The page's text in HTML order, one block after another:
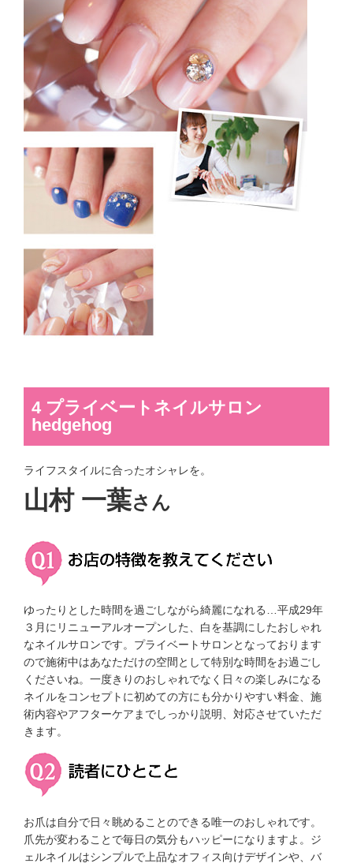
4 プライベートネイルサロン
hedgehog
ライフスタイルに合ったオシャレを。
山村 一葉さん
ゆったりとした時間を過ごしながら綺麗になれる…平成29年
３月にリニューアルオープンした、白を基調にしたおしゃれ
なネイルサロンです。プライベートサロンとなっております
ので施術中はあなただけの空間として特別な時間をお過ごし
くださいね。一度きりのおしゃれでなく日々の楽しみになる
ネイルをコンセプトに初めての方にも分かりやすい料金、施
術内容やアフターケアまでしっかり説明、対応させていただ
きます。
お爪は自分で日々眺めることのできる唯一のおしゃれです。
爪先が変わることで毎日の気分もハッピーになりますよ。ジ
ェルネイルはシンプルで上品なオフィス向けデザインや、バ